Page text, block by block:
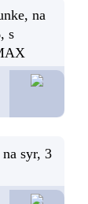
na
s
syr, 3